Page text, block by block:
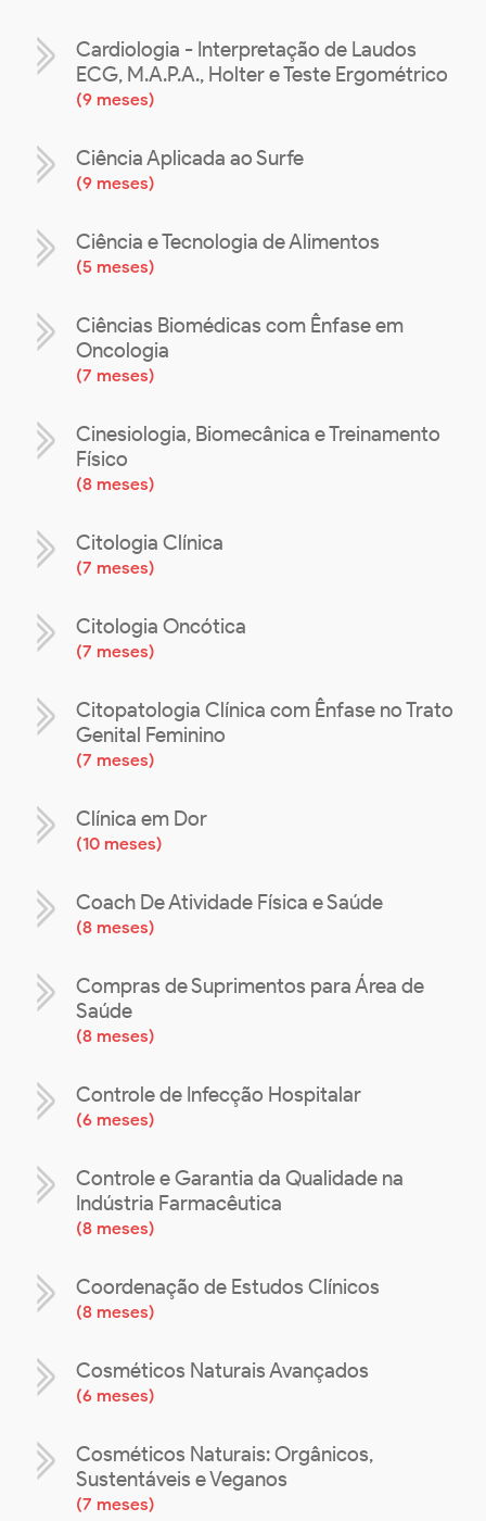
Cardiologia - Interpretação de Laudos
ECG, M.A.P.A., Holter e Teste Ergométrico
(9 meses)
Ciência Aplicada ao Surfe
(9 meses)
Ciência e Tecnologia de Alimentos
(5 meses)
Ciências Biomédicas com Ênfase em
Oncologia
(7 meses)
Cinesiologia, Biomecânica e Treinamento
Físico
(8 meses)
Citologia Clínica
(7 meses)
Citologia Oncótica
(7 meses)
Citopatologia Clínica com Ênfase no Trato
Genital Feminino
(7 meses)
Clínica em Dor
(10 meses)
Coach De Atividade Física e Saúde
(8 meses)
Compras de Suprimentos para Área de
Saúde
(8 meses)
Controle de Infecção Hospitalar
(6 meses)
Controle e Garantia da Qualidade na
Indústria Farmacêutica
(8 meses)
Coordenação de Estudos Clínicos
(8 meses)
Cosméticos Naturais Avançados
(6 meses)
Cosméticos Naturais: Orgânicos,
Sustentáveis e Veganos
(7 meses)